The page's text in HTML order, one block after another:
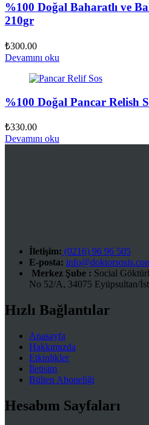
%100 Doğal Baharatlı ve
210gr
₺300.00
Devamını oku
%100 Doğal Pancar Relish
₺330.00
Devamını oku
İletişim: (0216) 96 96 505
E-posta:
Merkez Şube : Social
No 52/A, 34075 Eyüpsultan/
Hızlı Bağlantılar
Anasayfa
Hakkımızda
Etkinlikler
İletisim
Bülten Aboneliği
Hesabım Sayfaları